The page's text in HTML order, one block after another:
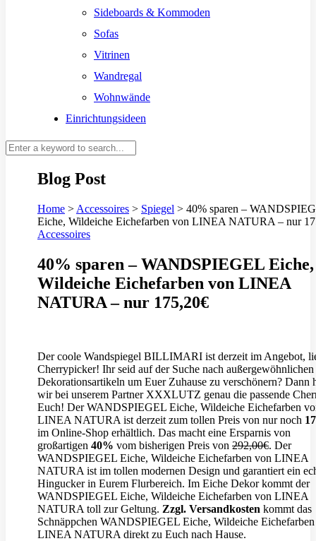
Sideboards & Kommoden
Sofas
Vitrinen
Wandregal
Wohnwände
Einrichtungsideen
Blog Post
Home > Accessoires > Spiegel > 40% sparen –
Eiche, Wildeiche Eichefarben von LINEA NATURA – nur
Accessoires
40% sparen – WANDSPIEGEL Eiche,
Wildeiche Eichefarben von LINEA
NATURA – nur 175,20€
Der coole Wandspiegel BILLIMARI ist derzeit im Angebot,
Cherrypicker! Ihr seid auf der Suche nach außergewöhnlichen
Dekorationsartikeln um Euer Zuhause zu verschönern? Dann
wir bei unserem Partner XXXLUTZ genau die passende
Euch! Der WANDSPIEGEL Eiche, Wildeiche Eichefarben
LINEA NATURA ist derzeit zum tollen Preis von nur noch
im Online-Shop erhältlich. Das macht eine Ersparnis von
großartigen 40% vom bisherigen Preis von 292,00€. Der
WANDSPIEGEL Eiche, Wildeiche Eichefarben von LINEA
NATURA ist im tollen modernen Design und garantiert ein
Hingucker in Eurem Flurbereich. Im Eiche Dekor kommt der
WANDSPIEGEL Eiche, Wildeiche Eichefarben von LINEA
NATURA toll zur Geltung. Zzgl. Versandkosten kommt das
Schnäppchen WANDSPIEGEL Eiche, Wildeiche
LINEA NATURA direkt zu Euch nach Hause.